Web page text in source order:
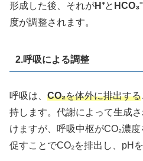
形成した後、それがH⁺と HCO₃⁻
度が調整されます。
2.呼吸による調整
呼吸は、 CO₂を体外に排出する
持します。代謝によって生成
けますが、呼吸中枢がCO₂濃
促すことでCO₂を排出し、pH